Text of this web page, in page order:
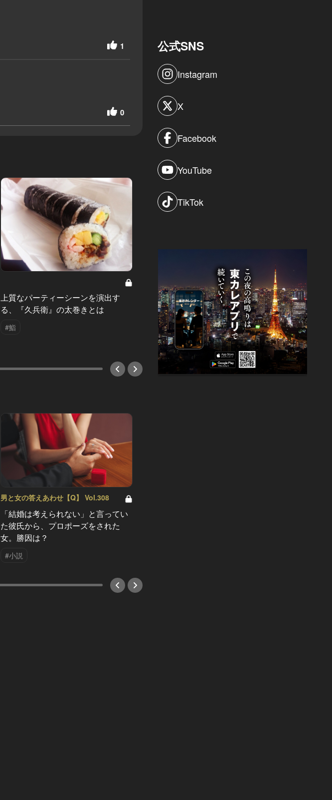
1
0
上質なパーティーシーンを演出す
る、『久兵衛』の太巻きとは
#鮨
【ほろ酔いシネマVol.5】クリムトの
名画をめぐる感動作×「ムートン」
の赤ワイン
#ワイン
クリス
盛り上
男と女の答えあわせ【Q】 Vol.308
「結婚は考えられない」と言ってい
た彼氏から、プロポーズをされた
女。勝因は？
#小説
公式SNS
Instagram
X
Facebook
YouTube
TikTok